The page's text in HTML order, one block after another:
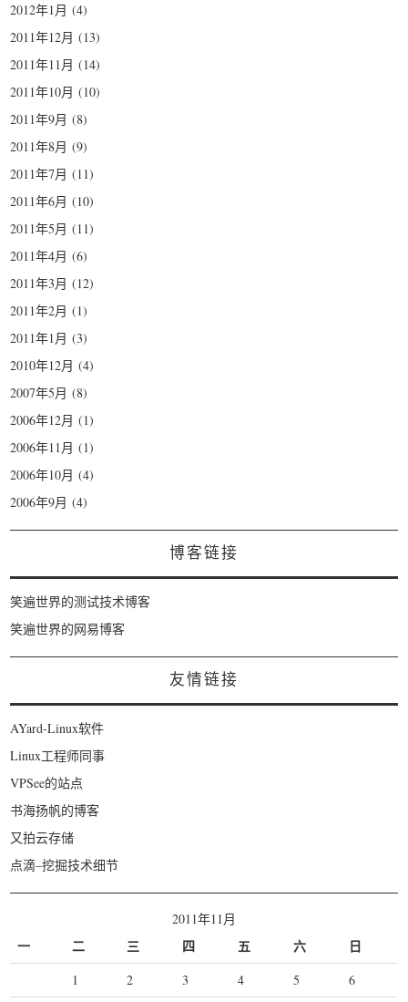
2012年1月 (4)
2011年12月 (13)
2011年11月 (14)
2011年10月 (10)
2011年9月 (8)
2011年8月 (9)
2011年7月 (11)
2011年6月 (10)
2011年5月 (11)
2011年4月 (6)
2011年3月 (12)
2011年2月 (1)
2011年1月 (3)
2010年12月 (4)
2007年5月 (8)
2006年12月 (1)
2006年11月 (1)
2006年10月 (4)
2006年9月 (4)
博客链接
笑遍世界的测试技术博客
笑遍世界的网易博客
友情链接
AYard-Linux软件
Linux工程师同事
VPSee的站点
书海扬帆的博客
又拍云存储
点滴–挖掘技术细节
2011年11月
一 二 三 四 五 六 日
1 2 3 4 5 6